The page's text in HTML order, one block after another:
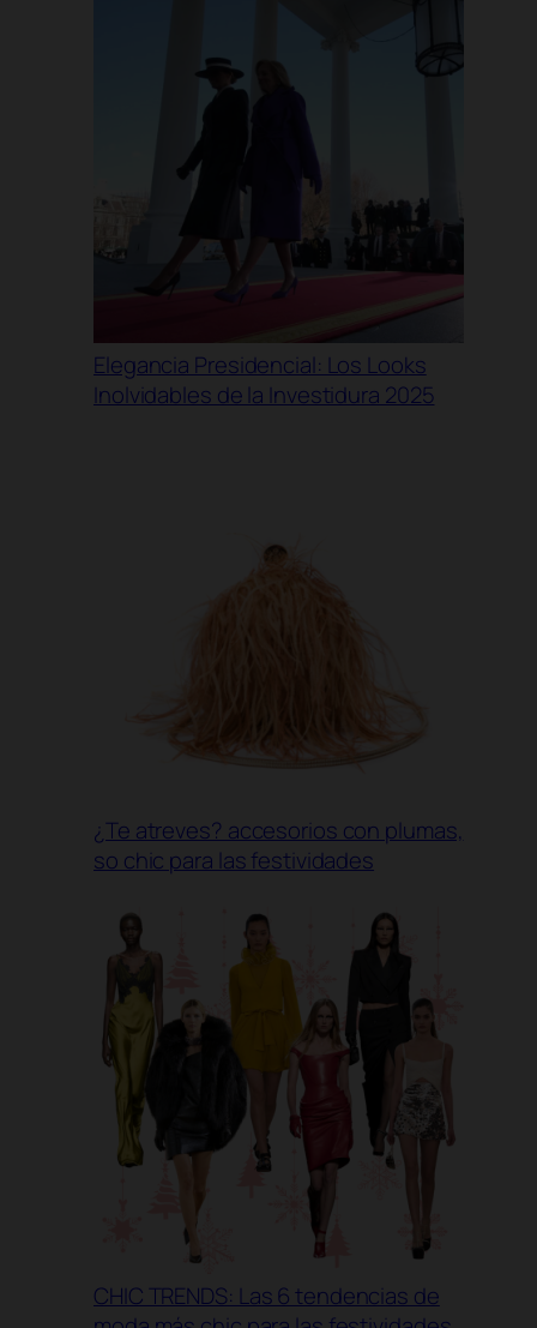
Elegancia Presidencial: Los Looks
Inolvidables de la Investidura 2025
¿Te atreves? accesorios con plumas,
so chic para las festividades
CHIC TRENDS: Las 6 tendencias de